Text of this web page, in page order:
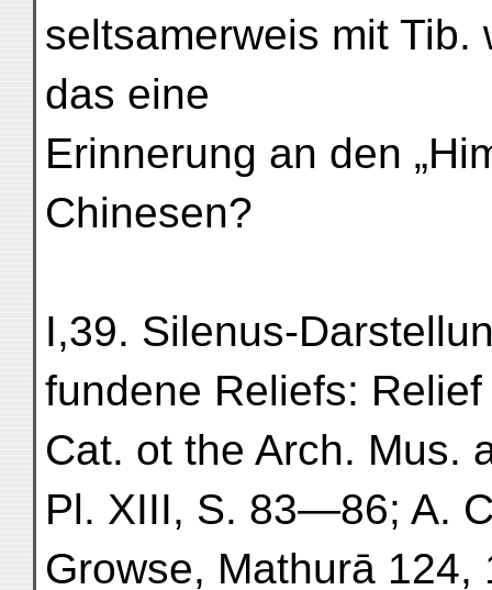
seltsamerweis mit Tib.
das eine
Erinnerung an den
Chinesen?
I,39. Silenus-
fundene Reliefs:
Cat. ot the Arch. Mus.
Pl. XIII, S. 83—86; A.
Growse, Mathurā